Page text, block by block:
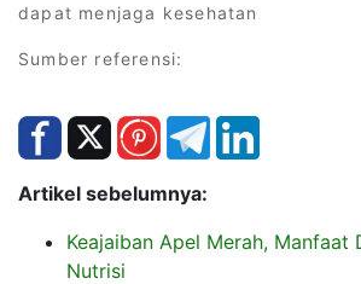
dapat menjaga kesehatan
Sumber referensi:
Artikel sebelumnya:
Keajaiban Apel Merah, Manfaat
Nutrisi